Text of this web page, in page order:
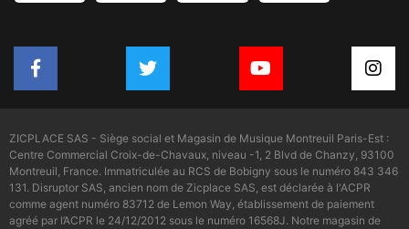
ZICPLACE SAS - Siège social et Magasin de Musique Montreuil Paris-Est :
Centre Commercial Croix-de-Chavaux, niveau -1, 2 Blvd de Chanzy, 93100
Montreuil, France. Immatriculée au RCS de Bobigny sous le numéro 843 346
131. Disruptor SAS, ancien nom de Zicplace SAS, est déclarée à l'ACPR
comme agent numéro 83712 de Lemon Way, établissement de paiement
agréé par l’ACPR le 24/12/2012 sous le numéro 16568J. Notre magasin de